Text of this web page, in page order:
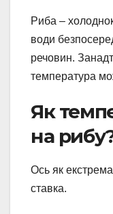
Риба –
води
речовин.
температура
Як
на
Ось як
ставка.